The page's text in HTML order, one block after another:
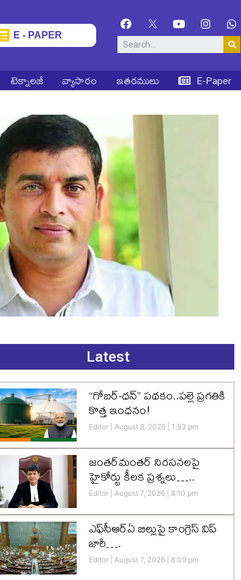
E - PAPER
టెక్నాలజీ వ్యాపారం ఇతరములు E-Paper
Latest
“గోబర్-ధన్” పథకం..పల్లె ప్రగతికి
కొత్త ఇంధనం!
Editor August 8, 2026 1:53 pm
జంతర్‌మంతర్ నిరసనలపై
హైకోర్టు కీలక ప్రశ్నలు…..
Editor August 7, 2026 8:10 pm
ఎఫ్‌సీఆర్‌ఏ బిల్లుపై కాంగ్రెస్ విప్
జారీ….
Editor August 7, 2026 8:09 pm